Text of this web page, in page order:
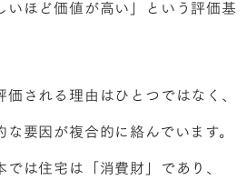
いほど価値が高い」という評価基
される理由はひとつではなく、
要因が複合的に絡んでいます。
は住宅は「消費財」であり、